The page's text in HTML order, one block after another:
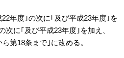
年度｣の次に｢及び平成23年度｣を
次に｢及び平成23年度｣を加え、
第18条まで｣に改める。